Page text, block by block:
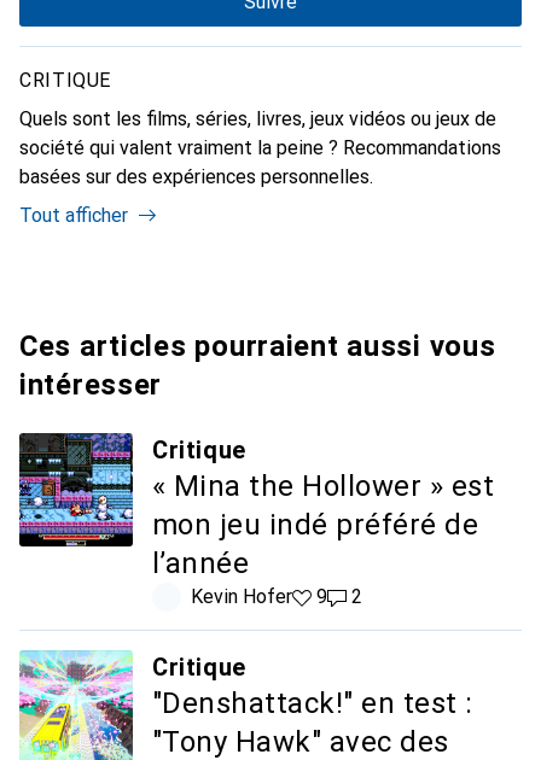
CRITIQUE
Quels sont les films, séries, livres, jeux vidéos ou jeux de
société qui valent vraiment la peine ? Recommandations
basées sur des expériences personnelles.
Tout afficher
Ces articles pourraient aussi vous
intéresser
Critique
« Mina the Hollower » est
mon jeu indé préféré de
l’année
Kevin Hofer9 likes
92 commentaires
2
Critique
"Denshattack!" en test :
"Tony Hawk" avec des